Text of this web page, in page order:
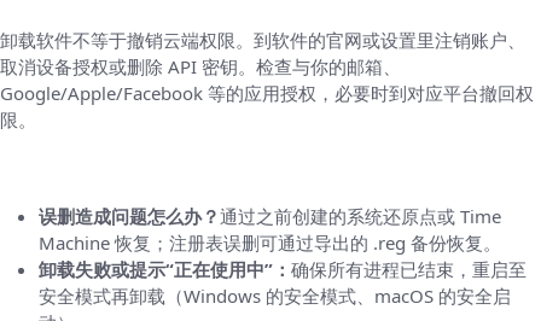
卸载软件不等于撤销云端权限。到软件的官网或设置里注销账户、
取消设备授权或删除 API 密钥。检查与你的邮箱、
Google/Apple/Facebook 等的应用授权，必要时到对应平台撤回权
限。
误删造成问题怎么办？通过之前创建的系统还原点或 Time
Machine 恢复；注册表误删可通过导出的 .reg 备份恢复。
卸载失败或提示“正在使用中”： 确保所有进程已结束，重启至
安全模式再卸载（Windows 的安全模式、macOS 的安全启